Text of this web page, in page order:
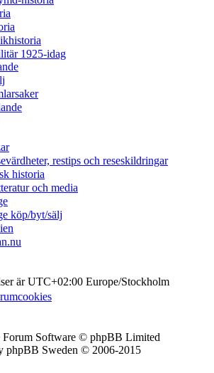
1925-idag
restips och reseskildringar
historia
och media
köp/byt/sälj
är UTC+02:00 Europe/Stockholm
Software © phpBB Limited
phpBB Sweden © 2006-2015